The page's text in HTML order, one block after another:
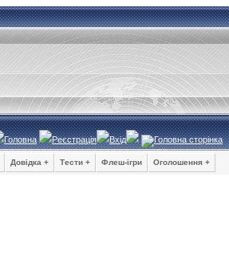
Головна Реєстрація Вхід
Довідка + Тести + Флеш-ігри Оголошення +